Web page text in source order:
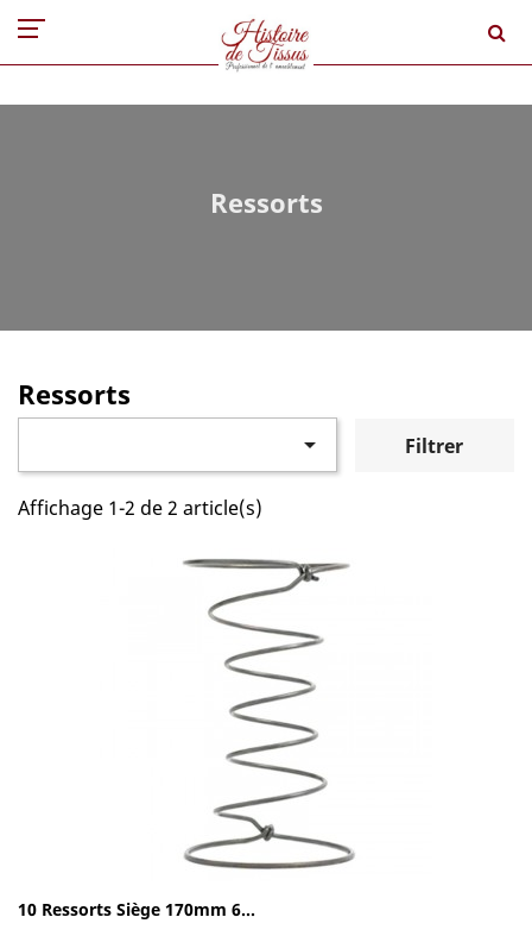
Ressorts
Ressorts
 Filtrer
Affichage 1-2 de 2 article(s)
10 Ressorts Siège 170mm 6...